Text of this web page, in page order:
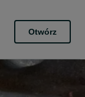
Otwórz